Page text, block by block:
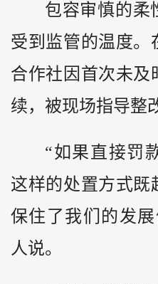
包容审慎的柔
受到监管的温度。
合作社因首次未及
续，被现场指导整
“如果直接罚
这样的处置方式既
保住了我们的发
人说。